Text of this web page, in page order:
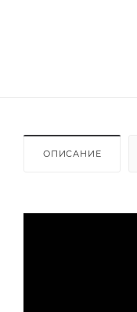
ОПИСАНИЕ